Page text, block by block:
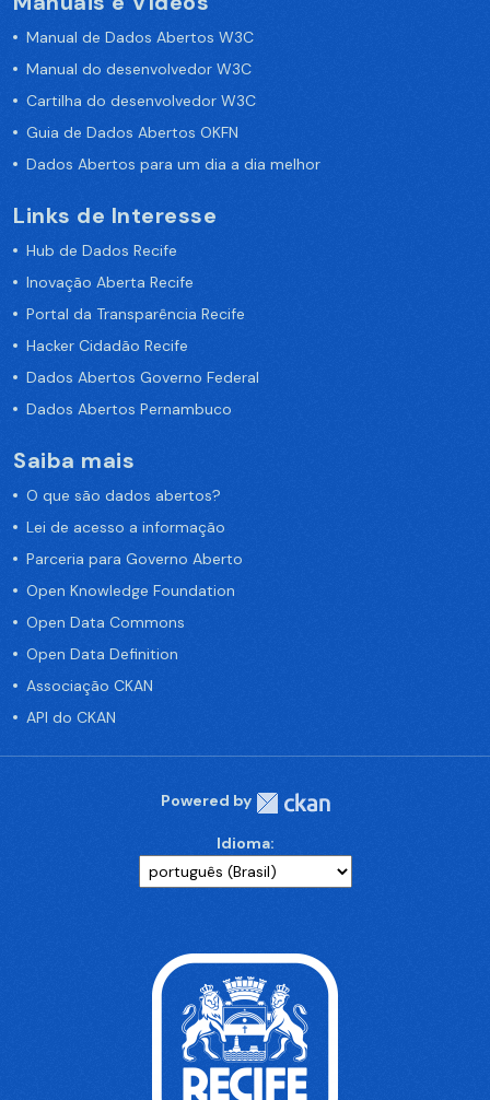
Manual de Dados Abertos W3C
Manual do desenvolvedor W3C
Cartilha do desenvolvedor W3C
Guia de Dados Abertos OKFN
Dados Abertos para um dia a dia melhor
Links de Interesse
Hub de Dados Recife
Inovação Aberta Recife
Portal da Transparência Recife
Hacker Cidadão Recife
Dados Abertos Governo Federal
Dados Abertos Pernambuco
Saiba mais
O que são dados abertos?
Lei de acesso a informação
Parceria para Governo Aberto
Open Knowledge Foundation
Open Data Commons
Open Data Definition
Associação CKAN
API do CKAN
Powered by
Idioma